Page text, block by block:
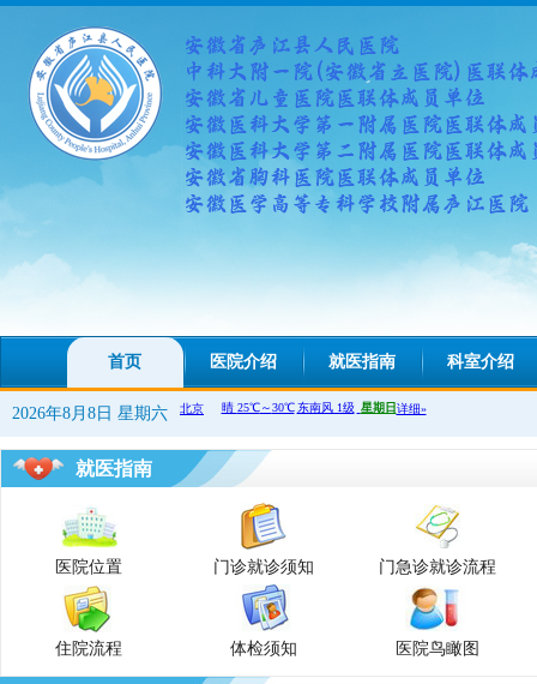
首页 医院介绍 就医指南 科室介绍
2026年8月8日 星期六
就医指南
医院位置 门诊就诊须知 门急诊就诊流程
住院流程 体检须知 医院鸟瞰图
瞿元元
职称：
专业：
职称：
专业：
华杰